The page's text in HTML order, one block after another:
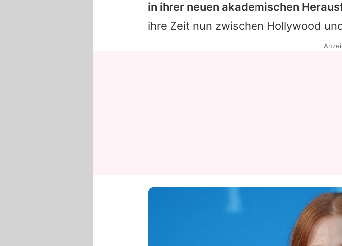
in ihrer neuen akademischen
ihre Zeit nun zwischen Hollywood